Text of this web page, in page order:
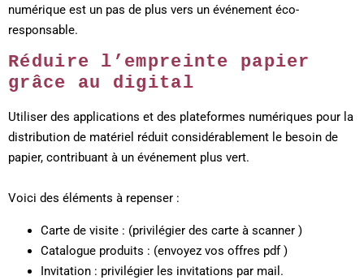
numérique est un pas de plus vers un événement éco-
responsable.
Réduire l’empreinte papier
grâce au digital
Utiliser des applications et des plateformes numériques pour la
distribution de matériel réduit considérablement le besoin de
papier, contribuant à un événement plus vert.
Voici des éléments à repenser :
Carte de visite : (privilégier des carte à scanner )
Catalogue produits : (envoyez vos offres pdf )
Invitation : privilégier les invitations par mail.